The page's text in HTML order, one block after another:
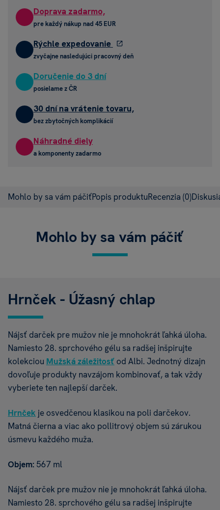
Doprava zadarmo,
pre každý nákup nad 45 EUR
Rýchle expedovanie
zvyčajne nasledujúci pracovný deň
Doručenie do 3 dní
posielame z ČR
30 dní na vrátenie tovaru,
bez zbytočných komplikácií
Náhradné diely
a komponenty zadarmo
Mohlo by sa vám páčiťPopis produktuRecenzia (0)
Mohlo by sa vám páčiť
Hrnček - Úžasný chlap
Nájsť darček pre mužov nie je mnohokrát ľahká úloha.
Namiesto 28. sprchového gélu sa radšej inšpirujte
kolekciou Mužská záležitosť od Albi. Jednotný dizajn
dovoľuje produkty navzájom kombinovať, a tak vždy
vyberiete ten najlepší darček.
Hrnček je osvedčenou klasikou na poli darčekov.
Matná čierna a viac ako pollitrový objem sú zárukou
úsmevu každého muža.
Objem: 567 ml
Nájsť darček pre mužov nie je mnohokrát ľahká úloha.
Namiesto 28. sprchového gélu sa radšej inšpirujte